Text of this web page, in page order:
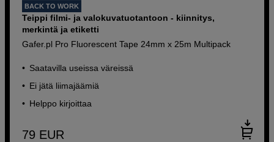
BACK TO WORK
Teippi filmi- ja valokuvatuotantoon - kiinnitys,
merkintä ja etiketti
Gafer.pl Pro Fluorescent Tape 24mm x 25m Multipack
Saatavilla useissa väreissä
Ei jätä liimajäämiä
Helppo kirjoittaa
79 EUR